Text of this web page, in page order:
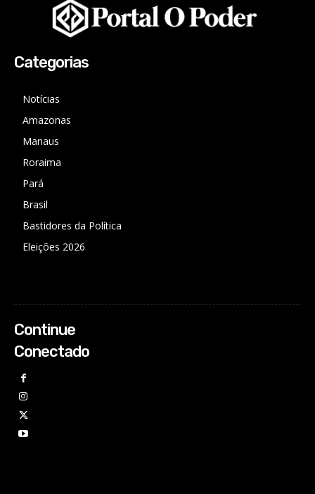
Categorias
Notícias
Amazonas
Manaus
Roraima
Pará
Brasil
Bastidores da Política
Eleições 2026
Continue
Conectado